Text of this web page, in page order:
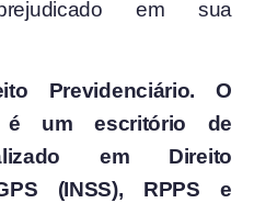
em sua
Previdenciário. O
é um escritório de
em Direito
(INSS), RPPS e